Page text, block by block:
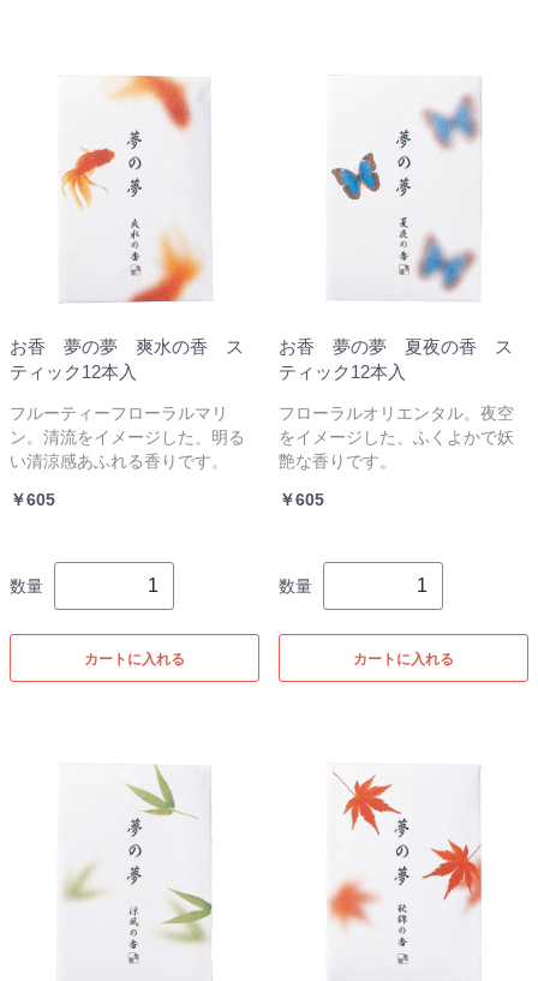
お香 夢の夢 爽水の香 ス
ティック12本入
フルーティーフローラルマリ
ン。清流をイメージした、明る
い清涼感あふれる香りです。
￥605
数量
カートに入れる
お香 夢の夢 夏夜の香 ス
ティック12本入
フローラルオリエンタル。夜空
をイメージした、ふくよかで妖
艶な香りです。
￥605
数量
カートに入れる